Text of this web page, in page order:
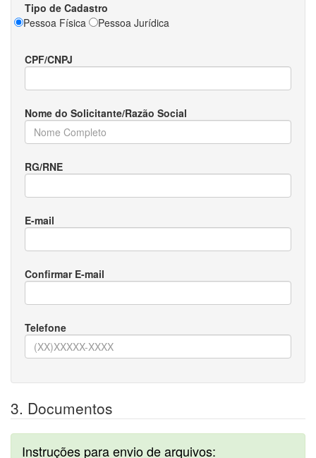
Tipo de Cadastro
Pessoa Física
Pessoa Jurídica
CPF/CNPJ
Nome do Solicitante/Razão Social
RG/RNE
E-mail
Confirmar E-mail
Telefone
3. Documentos
Instruções para envio de arquivos: